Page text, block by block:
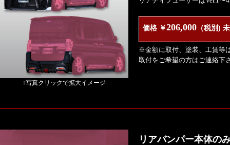
↑写真クリックで拡大イメージ
価格 ￥206,000 （税別)
※金額に取付、塗装、工賃等
取付をご希望の方はご連絡下
リアバンパー本体の